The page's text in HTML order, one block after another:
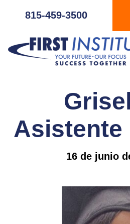
815-459-3500
Asistente
16 de junio